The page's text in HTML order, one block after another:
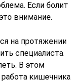
Если болит
внимание.
на протяжении
специалиста.
В этом
кишечника